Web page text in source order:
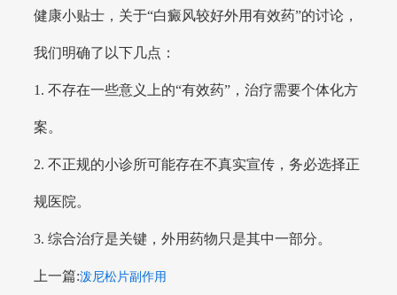
健康小贴士，关于“白癜风较好外用有效药”的讨论，
我们明确了以下几点：
1. 不存在一些意义上的“有效药”，治疗需要个体化方
案。
2. 不正规的小诊所可能存在不真实宣传，务必选择正
规医院。
3. 综合治疗是关键，外用药物只是其中一部分。
上一篇:泼尼松片副作用